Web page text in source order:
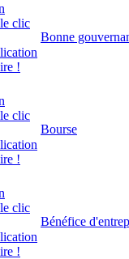
clic
!
Bonne
clic
!
Bourse
clic
!
Bénéfice